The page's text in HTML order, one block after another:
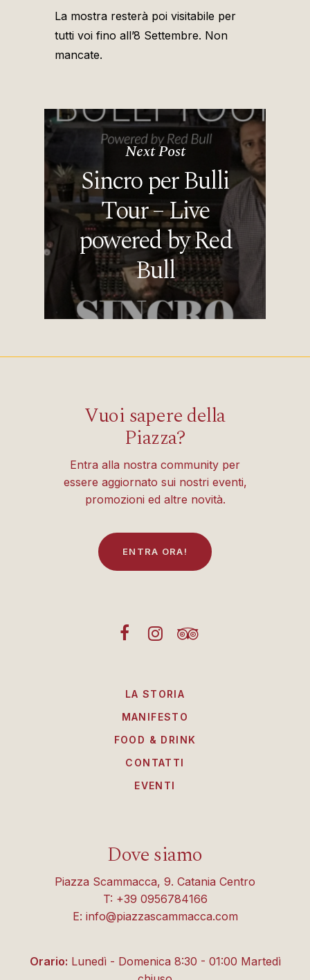
La mostra resterà poi visitabile per
tutti voi fino all’8 Settembre. Non
mancate.
Next Post
Sincro per Bulli
Tour – Live
powered by Red
Bull
Vuoi sapere della
Piazza?
Entra alla nostra community per
essere aggiornato sui nostri eventi,
promozioni ed altre novità.
EN TRA ORA!
LA STORIA
MANIFESTO
FOOD & DRINK
CONTATTI
EVENTI
Dove siamo
Piazza Scammacca, 9. Catania Centro
T: +39 0956784166
E: info@piazzascammacca.com
Orario: Lunedì - Domenica 8:30 - 01:00 Martedì